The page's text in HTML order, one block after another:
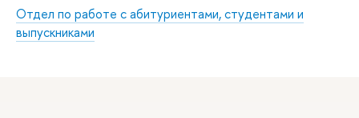
Отдел по работе с абитуриентами, студентами и
выпускниками